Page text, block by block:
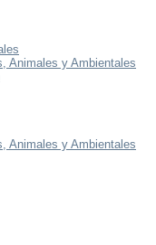
Animales y Ambientales
Animales y Ambientales